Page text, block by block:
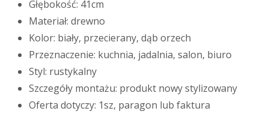
Głębokość: 41cm
Materiał: drewno
Kolor: biały, przecierany, dąb orzech
Przeznaczenie: kuchnia, jadalnia, salon, biuro
Styl: rustykalny
Szczegóły montażu: produkt nowy stylizowany
Oferta dotyczy: 1sz, paragon lub faktura